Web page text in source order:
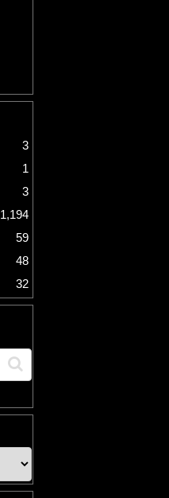
3
1
3
1,194
59
48
32